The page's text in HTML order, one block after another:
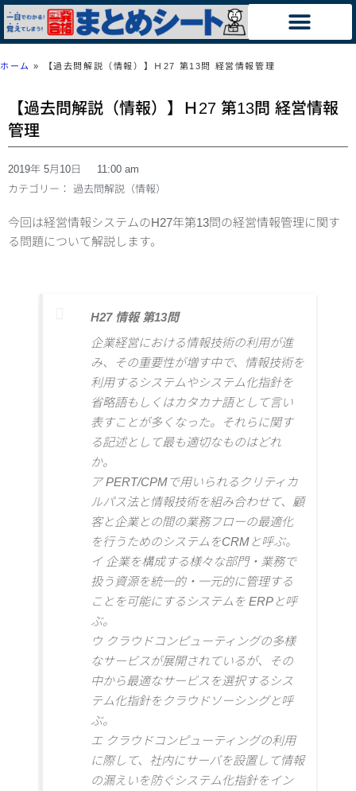
ホーム » 【過去問解説（情報）】Ｈ27 第13問 経営情報管理
【過去問解説（情報）】Ｈ27 第13問 経営情報
管理
2019年 5月10日
11:00 am
カテゴリー： 過去問解説（情報）
今回は経営情報システムのH27年第13問の経営情報管理に関す
る問題について解説します。
H27 情報 第13問
企業経営における情報技術の利用が進
み、その重要性が増す中で、情報技術を
利用するシステムやシステム化指針を
省略語もしくはカタカナ語として言い
表すことが多くなった。それらに関す
る記述として最も適切なものはどれ
か。
ア PERT/CPMで用いられるクリティカ
ルパス法と情報技術を組み合わせて、顧
客と企業との間の業務フローの最適化
を行うためのシステムをCRMと呼ぶ。
イ 企業を構成する様々な部門・業務で
扱う資源を統一的・一元的に管理する
ことを可能にするシステムを ERPと呼
ぶ。
ウ クラウドコンピューティングの多様
なサービスが展開されているが、その
中から最適なサービスを選択するシス
テム化指針をクラウドソーシングと呼
ぶ。
エ クラウドコンピューティングの利用
に際して、社内にサーバを設置して情報
の漏えいを防ぐシステム化指針をイン